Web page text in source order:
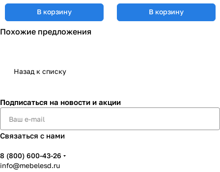
В корзину В корзину
Похожие предложения
Назад к списку
Подписаться на новости и акции
Связаться с нами
8 (800) 600-43-26
info@mebelesd.ru